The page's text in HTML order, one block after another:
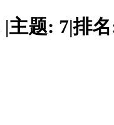
|主题: 7|排